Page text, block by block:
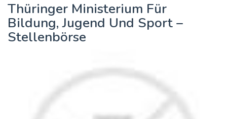
Thüringer Ministerium Für
Bildung, Jugend Und Sport –
Stellenbörse